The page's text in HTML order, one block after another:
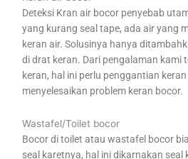
Deteksi Kran air bocor penyebab
yang kurang seal tape, ada air yang
keran air. Solusinya hanya
di drat keran. Dari pengalaman kami
keran, hal ini perlu penggantian
menyelesaikan problem keran bocor.
Wastafel/Toilet bocor
Bocor di toilet atau wastafel bocor
seal karetnya, hal ini dikarnakan seal